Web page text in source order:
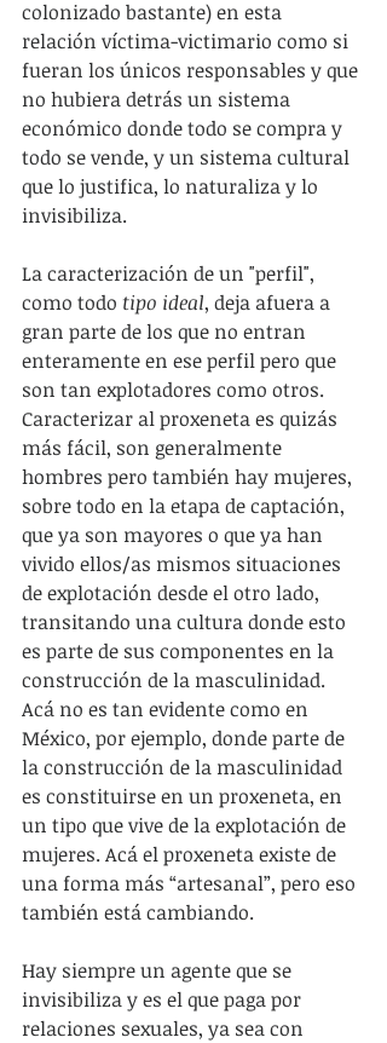
colonizado bastante) en esta
relación víctima-victimario como si
fueran los únicos responsables y que
no hubiera detrás un sistema
económico donde todo se compra y
todo se vende, y un sistema cultural
que lo justifica, lo naturaliza y lo
invisibiliza.
La caracterización de un "perfil",
como todo tipo ideal, deja afuera a
gran parte de los que no entran
enteramente en ese perfil pero que
son tan explotadores como otros.
Caracterizar al proxeneta es quizás
más fácil, son generalmente
hombres pero también hay mujeres,
sobre todo en la etapa de captación,
que ya son mayores o que ya han
vivido ellos/as mismos situaciones
de explotación desde el otro lado,
transitando una cultura donde esto
es parte de sus componentes en la
construcción de la masculinidad.
Acá no es tan evidente como en
México, por ejemplo, donde parte de
la construcción de la masculinidad
es constituirse en un proxeneta, en
un tipo que vive de la explotación de
mujeres. Acá el proxeneta existe de
una forma más “artesanal”, pero eso
también está cambiando.
Hay siempre un agente que se
invisibiliza y es el que paga por
relaciones sexuales, ya sea con